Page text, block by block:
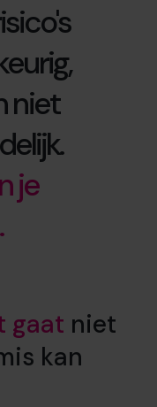
niet
je
gaat niet
kan